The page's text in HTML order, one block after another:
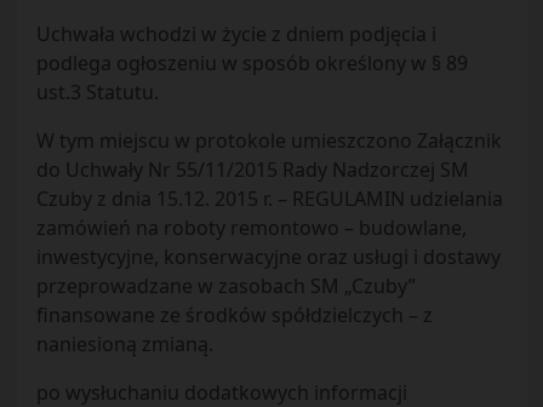
Uchwała wchodzi w życie z dniem podjęcia i
podlega ogłoszeniu w sposób określony w § 89
ust.3 Statutu.
W tym miejscu w protokole umieszczono Załącznik
do Uchwały Nr 55/11/2015 Rady Nadzorczej SM
Czuby z dnia 15.12. 2015 r. – REGULAMIN udzielania
zamówień na roboty remontowo – budowlane,
inwestycyjne, konserwacyjne oraz usługi i dostawy
przeprowadzane w zasobach SM „Czuby”
finansowane ze środków spółdzielczych – z
naniesioną zmianą.
po wysłuchaniu dodatkowych informacji